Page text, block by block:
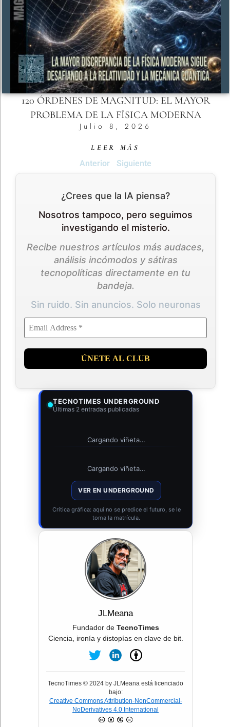
120 ÓRDENES DE MAGNITUD: EL MAYOR
PROBLEMA DE LA FÍSICA MODERNA
Julio 8, 2026
LEER MÁS
Anterior Siguiente
¿Crees que la IA piensa?
Nosotros tampoco, pero seguimos
investigando el misterio.
Recibe nuestros artículos más audaces,
análisis incómodos y sátiras
tecnopolíticas directamente en tu
bandeja.
Sin ruido. Sin anuncios. Solo neuronas
TECNOTIMES UNDERGROUND
Últimas 2 entradas publicadas
Cargando viñeta…
Cargando viñeta…
VER EN UNDERGROUND
Crítica gráfica: aquí no se predice el futuro, se le
toma la matrícula.
JLMeana
Fundador de TecnoTimes
Ciencia, ironía y distopías en clave de bit.
TecnoTimes © 2024 by JLMeana está licenciado
bajo:
Creative Commons Attribution-NonCommercial-
NoDerivatives 4.0 International